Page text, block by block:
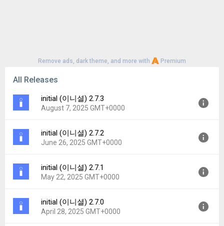
Remove ads, dark theme, and more with Premium
All Releases
initial (이니셜) 2.7.3
August 7, 2025 GMT+0000
Version:
2.7.3
Uploaded:
August 7, 2025 at 1:14AM GMT+0000
Downloads:
11
initial (이니셜) 2.7.2
June 26, 2025 GMT+0000
Version:
2.7.2
Uploaded:
June 26, 2025 at 1:21AM GMT+0000
Downloads:
2
initial (이니셜) 2.7.1
May 22, 2025 GMT+0000
Version:
2.7.1
Uploaded:
May 22, 2025 at 7:04AM GMT+0000
initial (이니셜) 2.7.0
April 28, 2025 GMT+0000